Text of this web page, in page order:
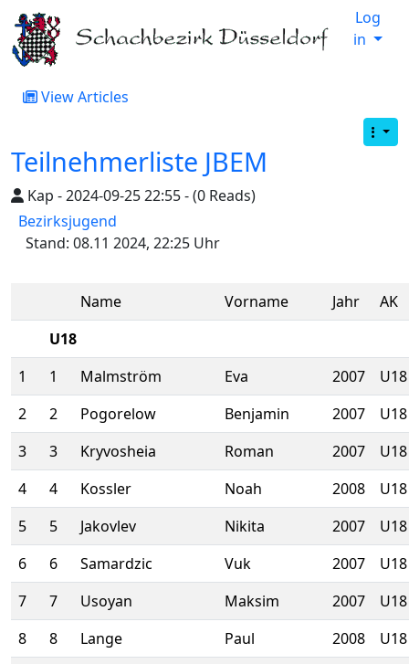
Log
in
View Articles
Teilnehmerliste JBEM
Kap - 2024-09-25 22:55 - (0 Reads)
Bezirksjugend
Stand: 08.11 2024, 22:25 Uhr
Name Vorname Jahr
AK
U18
1
1 Malmström Eva 2007
U18
2
2 Pogorelow Benjamin 2007
U18
3
3 Kryvosheia Roman 2007
U18
4
4 Kossler Noah 2008
U18
5
5 Jakovlev Nikita 2007
U18
6
6 Samardzic Vuk 2007
U18
7
7 Usoyan Maksim 2007
U18
8
8 Lange Paul 2008
U18